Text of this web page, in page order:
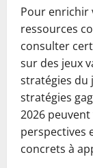
Pour enrichir
ressources
consulter
sur des jeux
stratégies du
stratégies
2026
perspectives
concrets à